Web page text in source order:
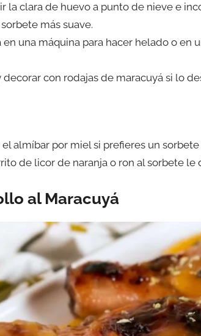
la clara de huevo a punto de nieve e
más suave.
en una máquina para hacer helado o
decorar con rodajas de maracuyá si lo
almíbar por miel si prefieres un sorbete
de licor de naranja o ron al sorbete le
al Maracuyá